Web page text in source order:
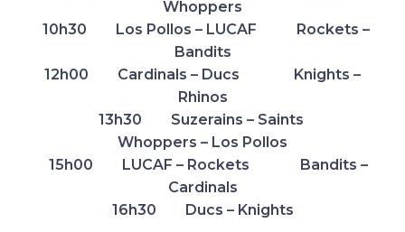
Whoppers
10h30 Los Pollos – LUCAF Rockets –
Bandits
12h00 Cardinals – Ducs Knights –
Rhinos
13h30 Suzerains – Saints
Whoppers – Los Pollos
15h00 LUCAF – Rockets Bandits –
Cardinals
16h30 Ducs – Knights